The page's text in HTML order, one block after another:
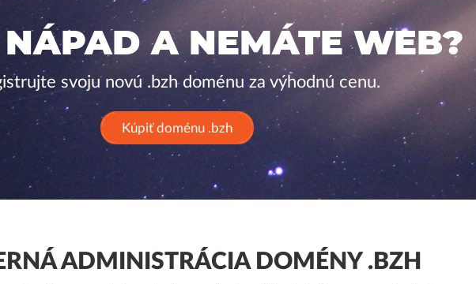
A NEMÁTE WEB?
svoju novú .bzh doménu za výhodnú cenu.
Kúpiť doménu .bzh
ADMINISTRÁCIA DOMÉNY .BZH